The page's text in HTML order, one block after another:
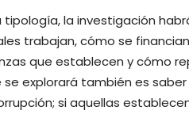
la investigación
trabajan, cómo se
que establecen y cómo
explorará también es
si aquellas